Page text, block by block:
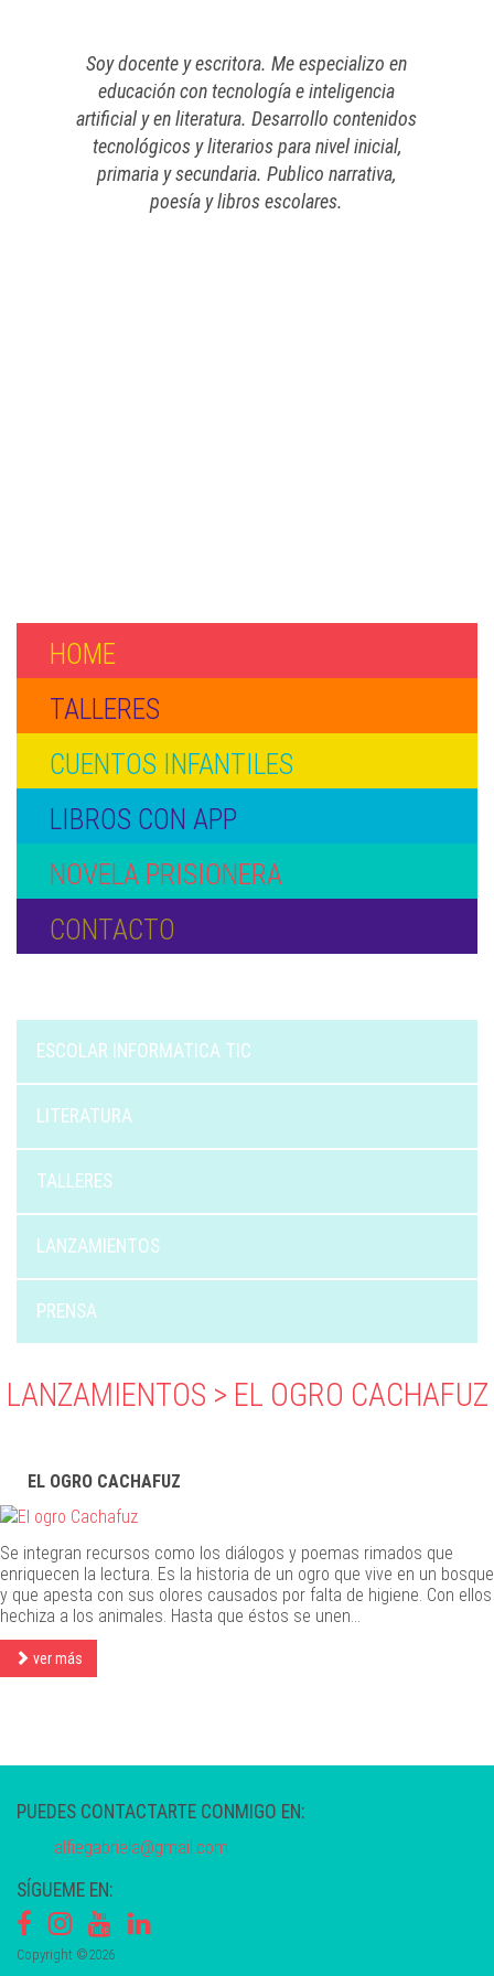
Soy docente y escritora. Me especializo en
educación con tecnología e inteligencia
artificial y en literatura. Desarrollo contenidos
tecnológicos y literarios para nivel inicial,
primaria y secundaria. Publico narrativa,
poesía y libros escolares.
HOME
TALLERES
CUENTOS INFANTILES
LIBROS CON APP
NOVELA PRISIONERA
CONTACTO
ESCOLAR INFORMATICA TIC
LITERATURA
TALLERES
LANZAMIENTOS
PRENSA
LANZAMIENTOS > EL OGRO CACHAFUZ
EL OGRO CACHAFUZ
Se integran recursos como los diálogos y poemas rimados que
enriquecen la lectura. Es la historia de un ogro que vive en un bosque
y que apesta con sus olores causados por falta de higiene. Con ellos
hechiza a los animales. Hasta que éstos se unen...
ver más
PUEDES CONTACTARTE CONMIGO EN:
alfiegabriela@gmail.com
SÍGUEME EN:
Copyright ©2026